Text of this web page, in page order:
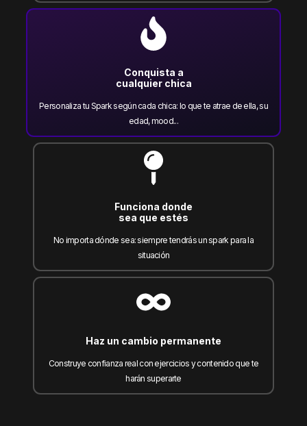
Conquista a
cualquier chica
Personaliza tu Spark según cada chica: lo que te atrae de ella, su
edad, mood...
Funciona donde
sea que estés
No importa dónde sea: siempre tendrás un spark para la
situación
Haz un cambio permanente
Construye confianza real con ejercicios y contenido que te
harán superarte